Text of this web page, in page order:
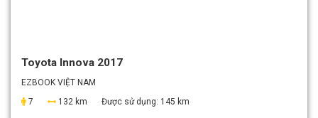
Toyota Innova 2017
EZBOOK VIỆT NAM
7
132 km Được sử dụng: 145 km